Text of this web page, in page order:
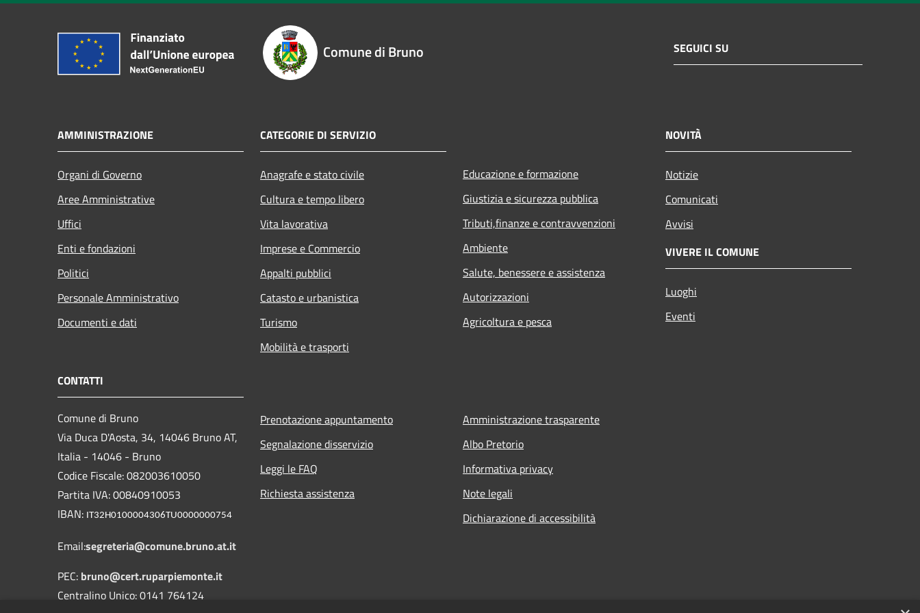
Comune di Bruno SEGUICI SU
AMMINISTRAZIONE
Organi di Governo
Aree Amministrative
Uffici
Enti e fondazioni
Politici
Personale Amministrativo
Documenti e dati
CATEGORIE DI SERVIZIO
Anagrafe e stato civile
Cultura e tempo libero
Vita lavorativa
Imprese e Commercio
Appalti pubblici
Catasto e urbanistica
Turismo
Mobilità e trasporti
Educazione e formazione
Giustizia e sicurezza pubblica
Tributi,finanze e contravvenzioni
Ambiente
Salute, benessere e assistenza
Autorizzazioni
Agricoltura e pesca
NOVITÀ
Notizie
Comunicati
Avvisi
VIVERE IL COMUNE
Luoghi
Eventi
CONTATTI
Comune di Bruno
Via Duca D'Aosta, 34, 14046 Bruno AT,
Italia - 14046 - Bruno
Codice Fiscale: 082003610050
Partita IVA: 00840910053
IBAN: IT32H0100004306TU0000000754
Email:segreteria@comune.bruno.at.it
PEC: bruno@cert.ruparpiemonte.it
Centralino Unico: 0141 764124
Prenotazione appuntamento
Segnalazione disservizio
Leggi le FAQ
Richiesta assistenza
Amministrazione trasparente
Albo Pretorio
Informativa privacy
Note legali
Dichiarazione di accessibilità